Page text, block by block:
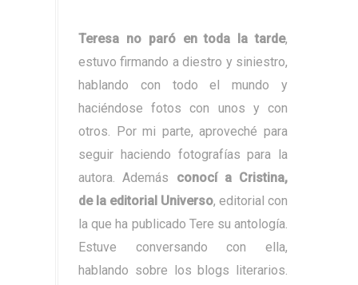
Teresa no paró en toda la tarde,
estuvo firmando a diestro y siniestro,
hablando con todo el mundo y
haciéndose fotos con unos y con
otros. Por mi parte, aproveché para
seguir haciendo fotografías para la
autora. Además conocí a Cristina,
de la editorial Universo, editorial con
la que ha publicado Tere su antología.
Estuve conversando con ella,
hablando sobre los blogs literarios.